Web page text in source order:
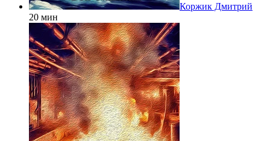
Коржик Дмитрий
20 мин